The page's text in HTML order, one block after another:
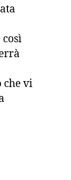
che vi